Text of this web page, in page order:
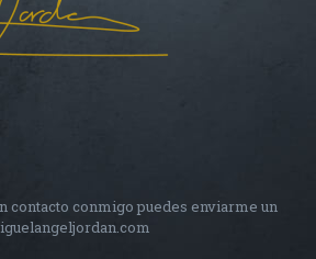
contacto conmigo puedes enviarme un